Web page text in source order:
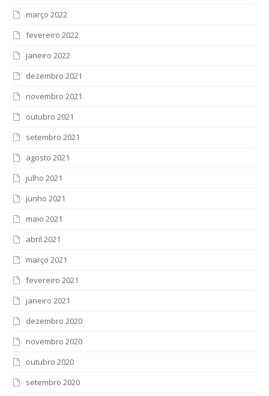
março 2022
fevereiro 2022
janeiro 2022
dezembro 2021
novembro 2021
outubro 2021
setembro 2021
agosto 2021
julho 2021
junho 2021
maio 2021
abril 2021
março 2021
fevereiro 2021
janeiro 2021
dezembro 2020
novembro 2020
outubro 2020
setembro 2020